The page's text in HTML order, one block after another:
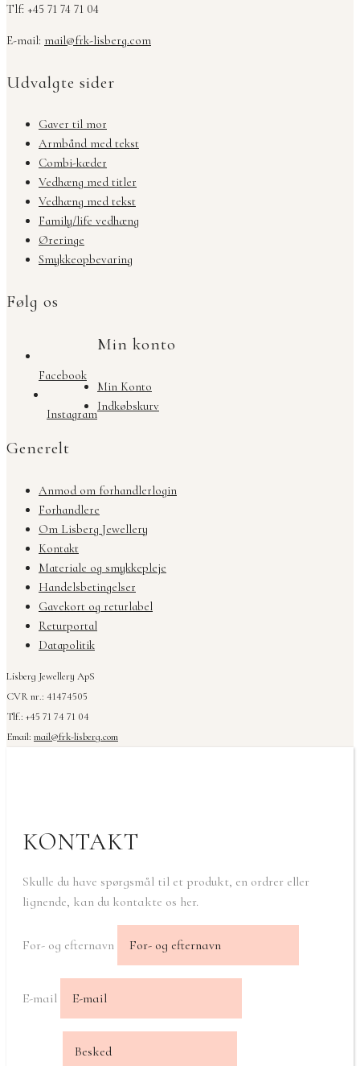
Tlf: +45 71 74 71 04
E-mail: mail@frk-lisberg.com
Udvalgte sider
Gaver til mor
Armbånd med tekst
Combi-kæder
Vedhæng med titler
Vedhæng med tekst
Family/life vedhæng
Øreringe
Smykkeopbevaring
Følg os
Facebook
Instagram
Min konto
Min Konto
Indkøbskurv
Generelt
Anmod om forhandlerlogin
Forhandlere
Om Lisberg Jewellery
Kontakt
Materiale og smykkepleje
Handelsbetingelser
Gavekort og returlabel
Returportal
Datapolitik
Lisberg Jewellery ApS
CVR nr.: 41474505
Tlf.: +45 71 74 71 04
Email: mail@frk-lisberg.com
KONTAKT
Skulle du have spørgsmål til et produkt, en ordrer eller
lignende, kan du kontakte os her.
For- og efternavn
E-mail